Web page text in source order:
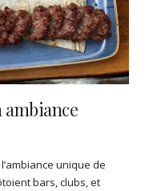
ambiance
unique de
bars, clubs, et